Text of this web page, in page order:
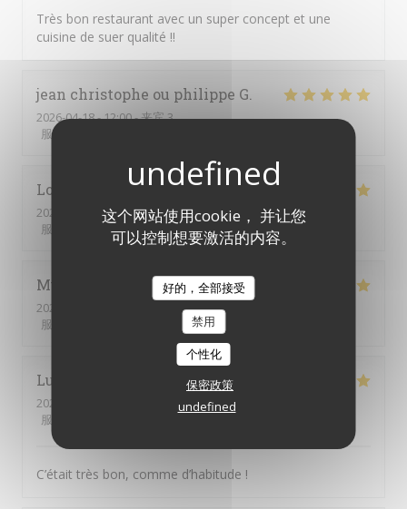
这个网站使用cookie， 并让您
可以控制想要激活的内容。
好的，全部接受
禁用
个性化
保密政策
undefined
Très bon restaurant avec un super concept et une
cuisine de suer qualité !!
jean christophe ou philippe G
2026-04-18- 12:00 - 来宾 3
服务
Loïc
2026-03-27
- 20:00 - 来宾 2
服务
氛围: 5/5 菜单:5/5 质价比 : 5 /5
Muriel
2026-03-28
服务
/5 质价比
Lucie
2026-03-26
服务
C’était très bon, comme d’habitude !